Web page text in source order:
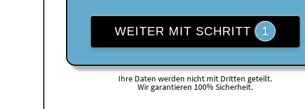
WEITER MIT SCHRITT 1
Ihre Daten werden nicht mit Dritten geteilt.
Wir garantieren 100% Sicherheit.